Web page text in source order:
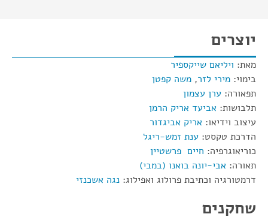
יוצרים
מאת: ויליאם שייקספיר
בימוי: מירי לזר, משה קפטן
תפאורה: ערן עצמון
תלבושות: אביעד אריק הרמן
עיצוב וידיאו: אריק אביגדור
הדרכת טקסט: ענת זמש-ריגל
כוריאוגרפיה: חיים פרשטיין
תאורה: אבי-יונה בואנו (במבי)
דרמטורגיה וכתיבת פרולוג ואפילוג: נגה אשכנזי
שחקנים